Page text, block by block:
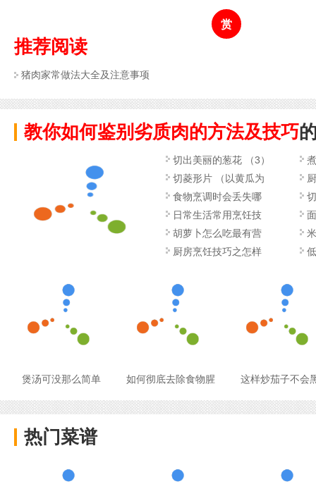
赏
推荐阅读
猪肉家常做法大全及注意事项
教你如何鉴别劣质肉的方法及技巧
切出美丽的葱花 （3）
切菱形片 （以黄瓜为
食物烹调时会丢失哪
日常生活常用烹饪技
胡萝卜怎么吃最有营
厨房烹饪技巧之怎样
煲汤可没那么简单 如何彻底去除食物腥 这样炒茄子不会
热门菜谱